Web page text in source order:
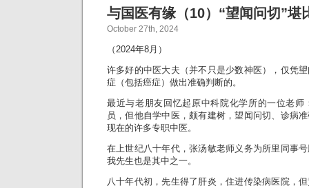
与国医有缘（10）“望闻问切”堪
October 27th, 2024
（2024年8月）
许多好的中医大夫（并不只是少数神医），仅凭
症（包括癌症）做出准确判断的。
最近与老朋友回忆起原中科院化学所的一位老师
员，但他自学中医，颇有建树，望闻问切、诊病
现在的许多专职中医。
在上世纪八十年代，张汤敏老师义务为所里同事
我先生也是其中之一。
八十年代初，先生得了肝炎，住进传染病医院，